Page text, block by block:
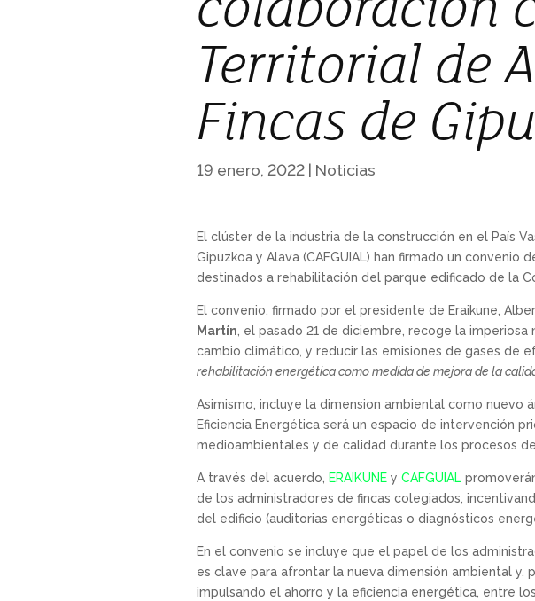
Territorial de
Fincas de
19 enero, 2022 | Noticias
El clúster de la industria de la construcción en el País
Gipuzkoa y Alava (CAFGUIAL) han firmado un
destinados a rehabilitación del parque edificado de la
El convenio, firmado por el presidente de Eraikune,
Martín, el pasado 21 de diciembre, recoge la
cambio climático, y reducir las emisiones de gases de
rehabilitación energética como medida de mejora de la
Asimismo, incluye la dimension ambiental como
Eficiencia Energética será un espacio de intervención
medioambientales y de calidad durante los procesos
A través del acuerdo, ERAIKUNE y CAFGUIAL
de los administradores de fincas colegiados,
del edificio (auditorias energéticas o diagnósticos
En el convenio se incluye que el papel de los
es clave para afrontar la nueva dimensión ambiental
impulsando el ahorro y la eficiencia energética, entre